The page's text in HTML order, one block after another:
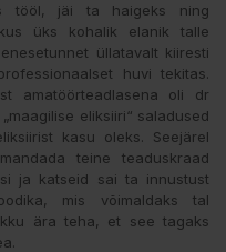
tööl, jäi ta haigeks ning
üks kohalik elanik talle
üllatavalt kiiresti
huvi tekitas.
amatöörteadlasena oli dr
eliksiiri“ saladused
kasu oleks. Seejärel
teine teaduskraad
ja katseid sai ta innustust
mis võimaldaks tal
ära teha, et see tagaks